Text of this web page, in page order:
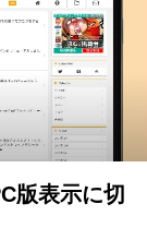
版表示に切